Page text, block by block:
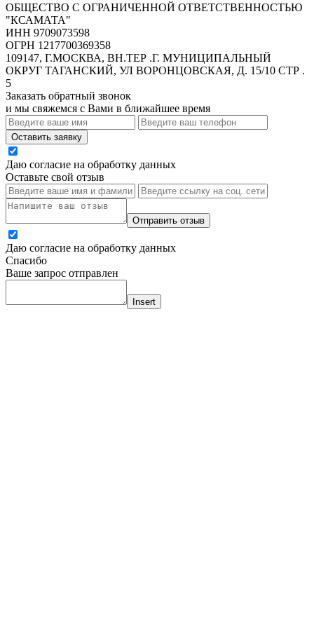
ОБЩЕСТВО С ОГРАНИЧЕННОЙ ОТВЕТСТВЕННОСТЬЮ
"КСАМАТА"
ИНН 9709073598
ОГРН 1217700369358
109147, Г.МОСКВА, ВН.ТЕР .Г. МУНИЦИПАЛЬНЫЙ
ОКРУГ ТАГАНСКИЙ, УЛ ВОРОНЦОВСКАЯ, Д. 15/10 СТР .
5
Заказать обратный звонок
и мы свяжемся с Вами в ближайшее время
Оставить заявку
Даю согласие на обработку данных
Оставьте свой отзыв
Отправить отзыв
Даю согласие на обработку данных
Спасибо
Ваше запрос отправлен
Insert